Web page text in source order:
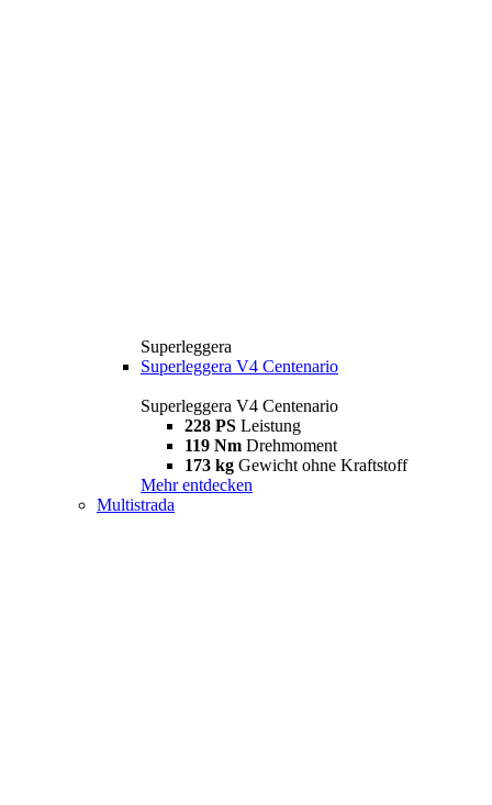
Superleggera
Superleggera V4 Centenario
Superleggera V4 Centenario
228 PS Leistung
119 Nm Drehmoment
173 kg Gewicht ohne Kraftstoff
Mehr entdecken
Multistrada